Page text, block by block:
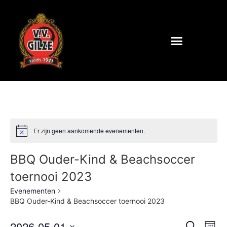
Er zijn geen aankomende evenementen.
BBQ Ouder-Kind & Beachsoccer
toernooi 2023
Evenementen
BBQ Ouder-Kind & Beachsoccer toernooi 2023